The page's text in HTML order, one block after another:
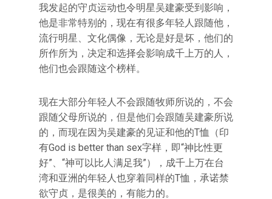
我发起的守贞运动也令明星吴建豪受到影响，
他是非常特别的，现在有很多年轻人跟随他，
流行明星、文化偶像，无论是好是坏，他们的
所作所为，决定和选择会影响成千上万的人，
他们也会跟随这个榜样。
现在大部分年轻人不会跟随牧师所说的，不会
跟随父母所说的，但是他们会跟随吴建豪所说
的，而现在因为吴建豪的见证和他的T恤（印
有God is better than sex字样，即“神比性更
好”、“神可以比人满足我”），成千上万在台
湾和亚洲的年轻人也穿着同样的T恤，承诺禁
欲守贞，是很美的，有能力的。